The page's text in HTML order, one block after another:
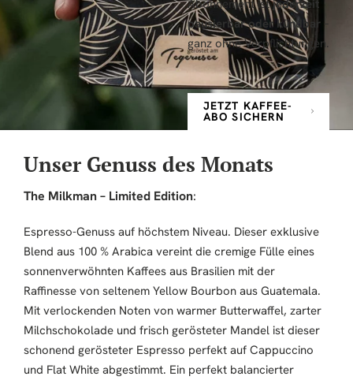
Abonnement istjederzeit
pausierbar oder kündbar–
ganz ohne Verpflichtungen.
JETZT KAFFEE-
ABO SICHERN
Unser Genuss des Monats
The Milkman – Limited Edition:
Espresso-Genuss auf höchstem Niveau. Dieser exklusive
Blend aus 100 % Arabica vereint die cremige Fülle eines
sonnenverwöhnten Kaffees aus Brasilien mit der
Raffinesse von seltenem Yellow Bourbon aus Guatemala.
Mit verlockenden Noten von warmer Butterwaffel, zarter
Milchschokolade und frisch gerösteter Mandel ist dieser
schonend gerösteter Espresso perfekt auf Cappuccino
und Flat White abgestimmt. Ein perfekt balancierter